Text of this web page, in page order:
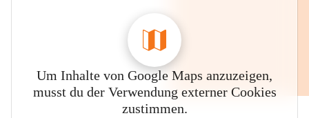
Um Inhalte von Google Maps anzuzeigen,
musst du der Verwendung externer Cookies
zustimmen.